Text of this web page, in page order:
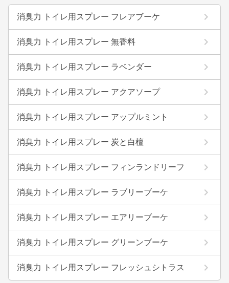
消臭力 トイレ用スプレー フレアブーケ
消臭力 トイレ用スプレー 無香料
消臭力 トイレ用スプレー ラベンダー
消臭力 トイレ用スプレー アクアソープ
消臭力 トイレ用スプレー アップルミント
消臭力 トイレ用スプレー 炭と白檀
消臭力 トイレ用スプレー フィンランドリーフ
消臭力 トイレ用スプレー ラブリーブーケ
消臭力 トイレ用スプレー エアリーブーケ
消臭力 トイレ用スプレー グリーンブーケ
消臭力 トイレ用スプレー フレッシュシトラス